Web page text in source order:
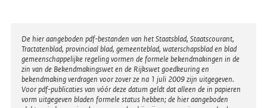
Disclaimer
De hier aangeboden pdf-bestanden van het Staatsblad, Staatscourant,
Tractatenblad, provinciaal blad, gemeenteblad, waterschapsblad en blad
gemeenschappelijke regeling vormen de formele bekendmakingen in de
zin van de Bekendmakingswet en de Rijkswet goedkeuring en
bekendmaking verdragen voor zover ze na 1 juli 2009 zijn uitgegeven.
Voor pdf-publicaties van vóór deze datum geldt dat alleen de in papieren
vorm uitgegeven bladen formele status hebben; de hier aangeboden